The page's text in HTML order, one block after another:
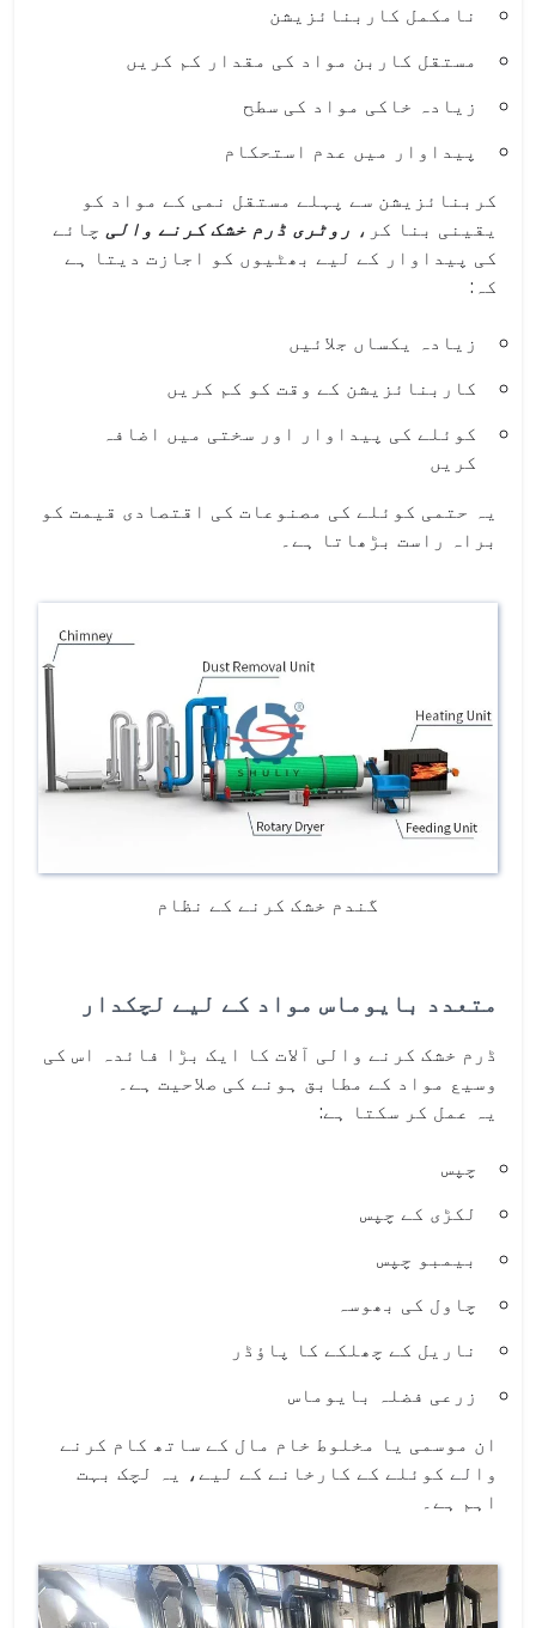
نامکمل کاربنائزیشن
مستقل کاربن مواد کی مقدار کم کریں
زیادہ خاکی مواد کی سطح
پیداوار میں عدم استحکام
کربنائزیشن سے پہلے مستقل نمی کے مواد کو
یقینی بنا کر، روٹری ڈرم خشک کرنے والی چائے
کی پیداوار کے لیے بھٹیوں کو اجازت دیتا ہے
کہ:
زیادہ یکساں جلائیں
کاربنائزیشن کے وقت کو کم کریں
کوئلے کی پیداوار اور سختی میں اضافہ
کریں
یہ حتمی کوئلے کی مصنوعات کی اقتصادی قیمت کو
براہ راست بڑھاتا ہے۔
گندم خشک کرنے کے نظام
متعدد بایوماس مواد کے لیے لچکدار
ڈرم خشک کرنے والی آلات کا ایک بڑا فائدہ اس کی
وسیع مواد کے مطابق ہونے کی صلاحیت ہے۔
یہ عمل کر سکتا ہے:
چپس
لکڑی کے چپس
بیمبو چپس
چاول کی بھوسہ
ناریل کے چھلکے کا پاؤڈر
زرعی فضلہ بایوماس
ان موسمی یا مخلوط خام مال کے ساتھ کام کرنے
والے کوئلے کے کارخانے کے لیے، یہ لچک بہت
اہم ہے۔